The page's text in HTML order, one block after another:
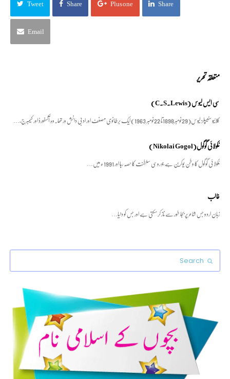
Tweet Share Plus one Share
Email
متعلقہ تحریر
سی ایس لیوس (C.S.Lewis)
کلائیو سٹیپلز لیوس(29نومبر1898تا 22نومبر 1963) ایک برطانوی مصنف اور ادبی دانش ورتھا۔وہ آکسفورڈ اور کیمبرج،…
نکولائی گوگول(Nikolai Gogol)
نکولائی گوگول کا وطن یوکرین ہے جو روسی سلطنت کا حصّہ رہا اور 1991ء میں…
غالب
زبان اردو جس شاعر پر بجا طور سے ناز کرسکتی ہے اور جس کو دنیا…
Search